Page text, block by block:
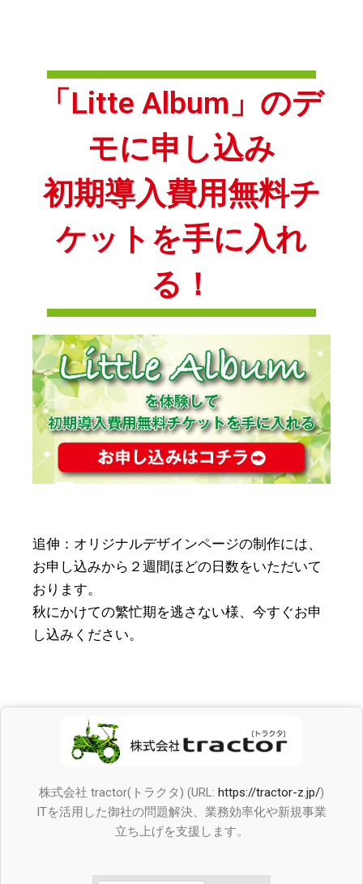
「Litte Album」のデ
モに申し込み
初期導入費用無料チ
ケットを手に入れ
る！
追伸：オリジナルデザインページの制作には、
お申し込みから２週間ほどの日数をいただいて
おります。
秋にかけての繁忙期を逃さない様、今すぐお申
し込みください。
株式会社 tractor(トラクタ) (URL: https://tractor-z.jp/)
ITを活用した御社の問題解決、業務効率化や新規事業
立ち上げを支援します。